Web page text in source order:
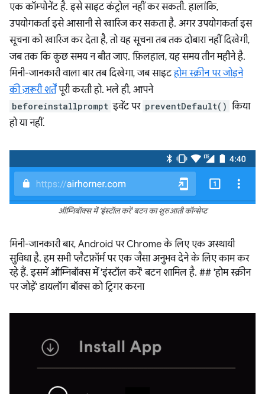
एक कॉम्पोनेंट है. इसे साइट कंट्रोल नहीं कर सकती. हालांकि,
उपयोगकर्ता इसे आसानी से खारिज कर सकता है. अगर उपयोगकर्ता इस
सूचना को खारिज कर देता है, तो यह सूचना तब तक दोबारा नहीं दिखेगी,
जब तक कि कुछ समय न बीत जाए. फ़िलहाल, यह समय तीन महीने है.
मिनी-जानकारी वाला बार तब दिखेगा, जब साइटहोम स्क्रीन पर जोड़ने
की ज़रूरी शर्तेंपूरी करती हो. भले ही, आपने
beforeinstallprompt इवेंट पर preventDefault() किया
हो या नहीं.
ऑम्निबॉक्स में 'इंस्टॉल करें' बटन का शुरुआती कॉन्सेप्ट
मिनी-जानकारी बार, Android पर Chrome के लिए एक अस्थायी
सुविधा है. हम सभी प्लैटफ़ॉर्म पर एक जैसा अनुभव देने के लिए काम कर
रहे हैं. इसमें ऑम्निबॉक्स में 'इंस्टॉल करें' बटन शामिल है. ## 'होम स्क्रीन
पर जोड़ें' डायलॉग बॉक्स को ट्रिगर करना